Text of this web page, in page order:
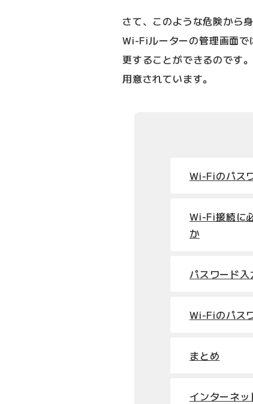
さて、このような危険から
Wi-Fiルーターの管理画面
更することができるのです
用意されています。
Wi-Fiのパス
Wi-Fi接続に
か
パスワード
Wi-Fiのパス
まとめ
インターネ